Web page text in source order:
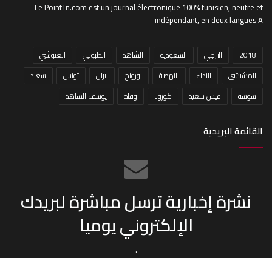
Le PointTn.com est un journal électronique 100% tunisien, neutre et
indépendant, en deux langues A
2018 الترجي السعودية الشاهد الطبوبي
الغنوشي
المشيشي
النداء النهضة اورونج ايران تونس
سعيد
سوسة
قيس سعيد كورونا وفاة يوسف الشاهد
القائمة البريدية
نشرة إخبارية ترسل مباشرة لبريدك
الإلكتروني يوميا
.